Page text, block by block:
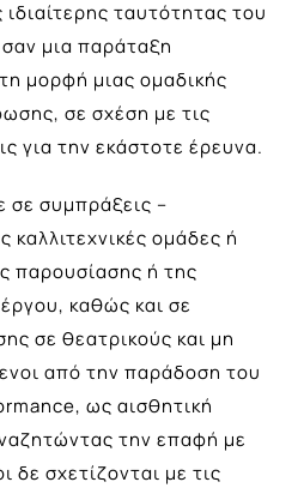
ταυτότητας του
μια παράταξη
μορφή μιας ομαδικής
σε σχέση με τις
για την εκάστοτε έρευνα.
σε συμπράξεις –
καλλιτεχνικές ομάδες ή
παρουσίασης ή της
καθώς και σε
σε θεατρικούς και μη
από την παράδοση του
ως αισθητική
την επαφή με
δε σχετίζονται με τις